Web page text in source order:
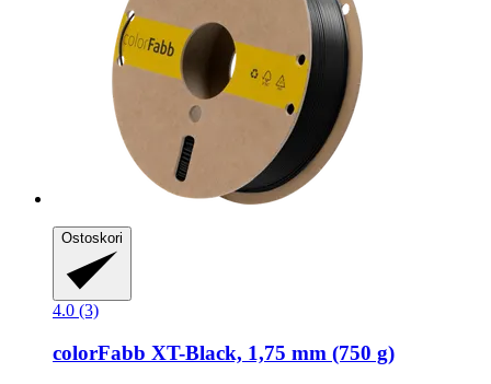
Ostoskori
4.0 (3)
colorFabb XT-​Black, 1,75 mm (750 g)